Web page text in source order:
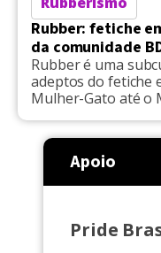
Rubber: fetiche
da comunidade
Rubber é uma
adeptos do fetiche
Mulher-Gato até o
Apoio
Pride